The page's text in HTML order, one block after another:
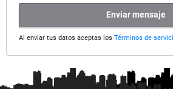
Enviar mensaje
Al enviar tus datos aceptas los Términos de